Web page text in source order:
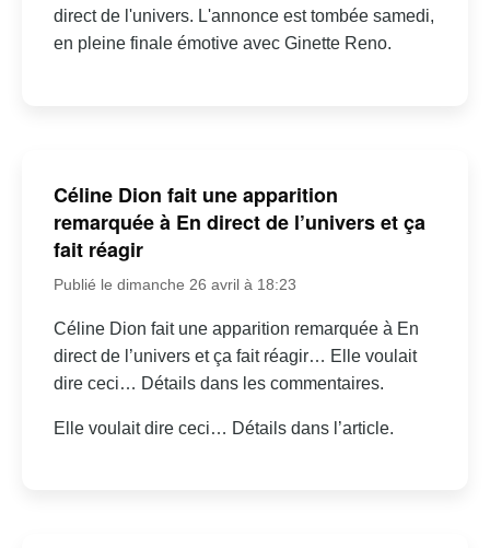
direct de l'univers. L'annonce est tombée samedi,
en pleine finale émotive avec Ginette Reno.
Céline Dion fait une apparition
remarquée à En direct de l’univers et ça
fait réagir
Publié le dimanche 26 avril à 18:23
Céline Dion fait une apparition remarquée à En
direct de l’univers et ça fait réagir… Elle voulait
dire ceci… Détails dans les commentaires.
Elle voulait dire ceci… Détails dans l’article.